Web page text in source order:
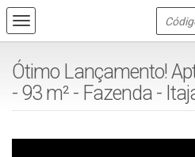
Ótimo Lançamento!
- 93 m² - Fazenda -